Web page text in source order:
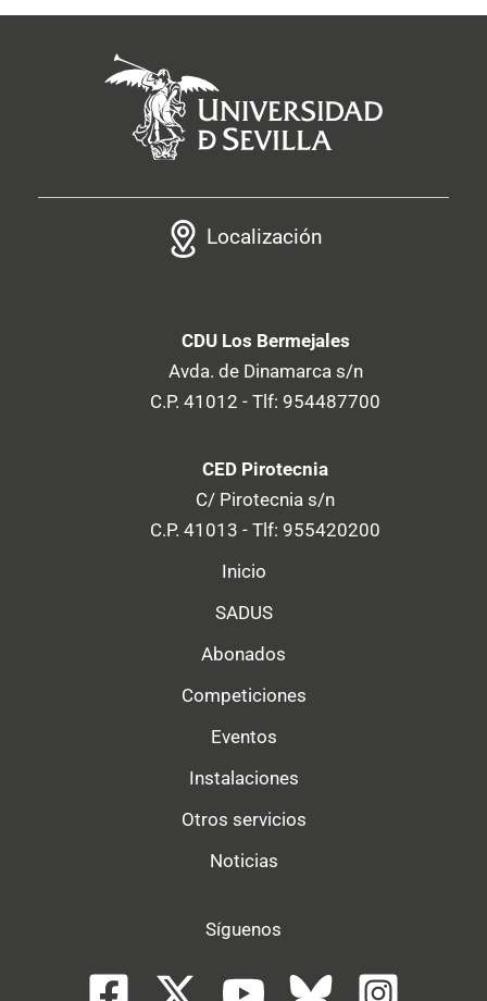
Localización
CDU Los Bermejales
Avda. de Dinamarca s/n
C.P. 41012 - Tlf: 954487700
CED Pirotecnia
C/ Pirotecnia s/n
C.P. 41013 - Tlf: 955420200
Inicio
SADUS
Abonados
Competiciones
Eventos
Instalaciones
Otros servicios
Noticias
Síguenos